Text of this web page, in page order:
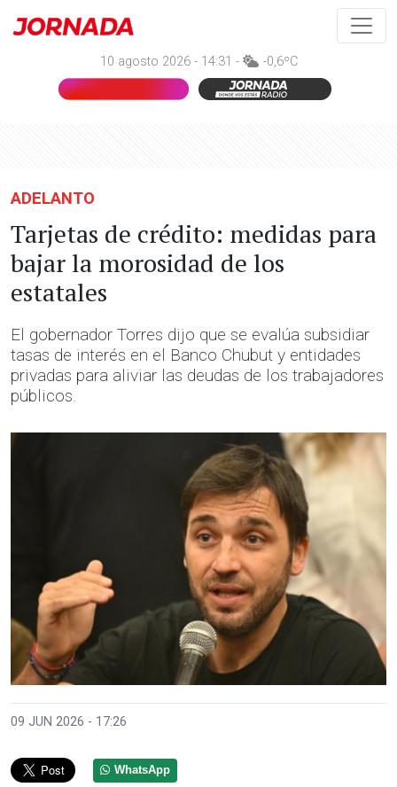
10 agosto 2026 - 14:31 - -0,6ºC
ADELANTO
Tarjetas de crédito: medidas para
bajar la morosidad de los
estatales
El gobernador Torres dijo que se evalúa subsidiar
tasas de interés en el Banco Chubut y entidades
privadas para aliviar las deudas de los trabajadores
públicos.
09 JUN 2026 - 17:26
WhatsApp